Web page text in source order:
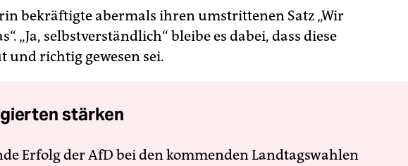
bekräftigte abermals ihren umstrittenen Satz „Wir
„Ja, selbstverständlich“ bleibe es dabei, dass diese
und richtig gewesen sei.
stärken
Erfolg der AfD bei den kommenden Landtagswahlen